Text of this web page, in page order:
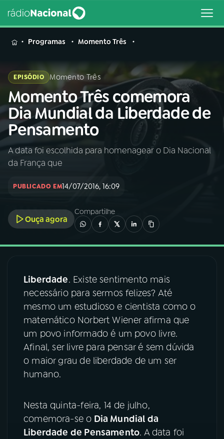
MENU
Buscar
na
Rádio
Nacional
Buscar
AO VIVO
INÍCIO
A RÁDIO
03PROGRAMAÇÃO
04PROGRAMAS
PODCASTS
06VIDEOCASTS
FESTIVAL DE MÚSICA
Programas Momento Três
EPISÓDIO Momento Três
Momento Três comemora
Dia Mundial da Liberdade de
Pensamento
A data foi escolhida para homenagear o Dia Nacional
da França que
PUBLICADO EM14/07/2016, 16:09
Ouça agora
Compartilhe
Liberdade. Existe sentimento mais
necessário para sermos felizes? Até
mesmo um estudioso e cientista como o
matemático Norbert Wiener afirma que
um povo informado é um povo livre.
Afinal, ser livre para pensar é sem dúvida
o maior grau de liberdade de um ser
humano.
Nesta quinta-feira, 14 de julho,
comemora-se o Dia Mundial da
Liberdade de Pensamento. A data foi